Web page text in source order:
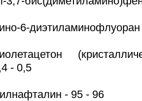
6-диэтиламинофлуоран
- 0,5
- 95 - 96